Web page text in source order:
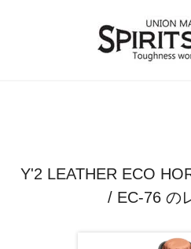
Y'2 LEATHER ECO
/ EC-76 の